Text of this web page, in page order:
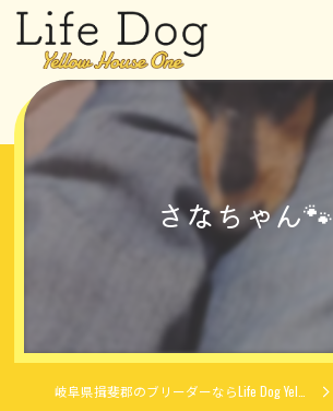
さなちゃん🐾